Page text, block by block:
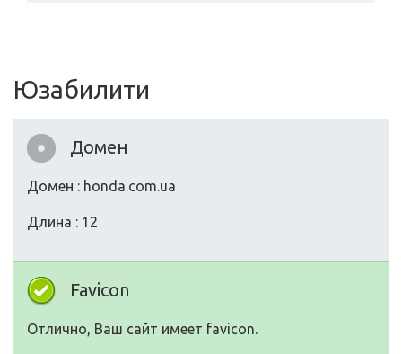
Юзабилити
Домен
Домен : honda.com.ua
Длина : 12
Favicon
Отлично, Ваш сайт имеет favicon.